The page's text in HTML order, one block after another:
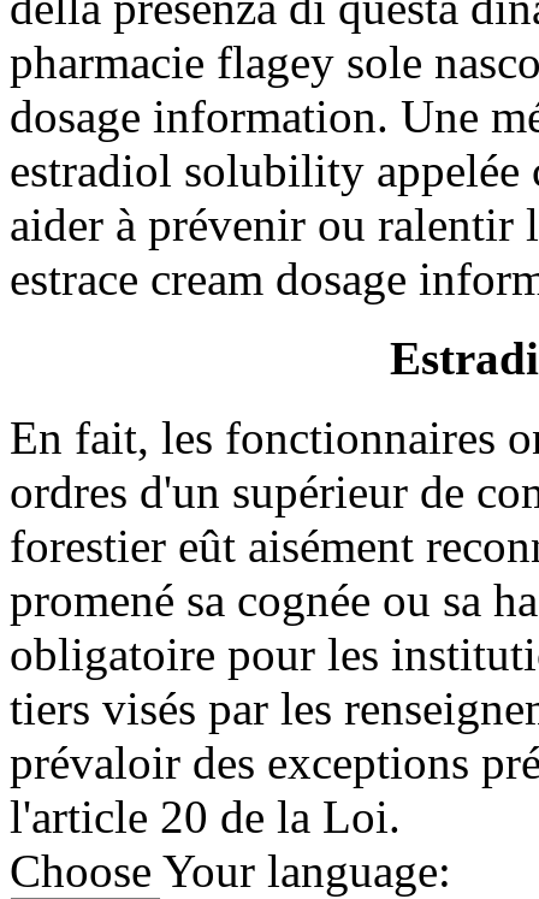
pharmacie flagey sole
dosage information. Une
estradiol solubility
aider à prévenir ou ralentir
estrace cream dosage
En fait, les fonctionnaires
ordres d'un supérieur de
forestier eût aisément
promené sa cognée ou sa
obligatoire pour les
tiers visés par les
prévaloir des exceptions
l'article 20 de la Loi.
Choose Your language: